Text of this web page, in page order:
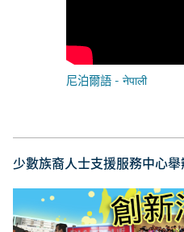
尼泊爾語 - नेपाली
少數族裔人士支援服務中心